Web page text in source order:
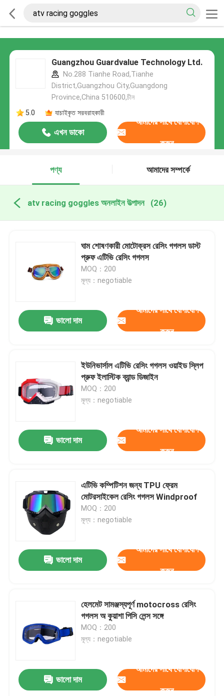
Guangzhou Guardvalue Technology Ltd.
No.288 Tianhe Road,Tianhe
District,Guangzhou City,Guangdong
Province,China 510600,চীন
5.0
যাচাইকৃত সরবরাহকারী
এখন ডাকো
আমাদের সাথে যোগাযোগ
করুন
পণ্য আমাদের সম্পর্কে
atv racing goggles অনলাইন উত্পাদন (26)
ঘাম শোষণকারী মোটোক্রস রেসিং গগলস ডাস্ট
প্রুফ এটিভি রেসিং গগলস
MOQ：200
মূল্য：negotiable
ভালো দাম
আমাদের সাথে যোগাযোগ
করুন
ইউনিভার্সাল এটিভি রেসিং গগলস ওয়াইড স্লিপ
প্রুফ ইলাস্টিক ব্যান্ড ডিজাইন
MOQ：200
মূল্য：negotiable
ভালো দাম
আমাদের সাথে যোগাযোগ
করুন
এটিভি কম্পিটিশন জন্য TPU ফ্রেম
মোটরসাইকেল রেসিং গগলস Windproof
MOQ：200
মূল্য：negotiable
ভালো দাম
আমাদের সাথে যোগাযোগ
করুন
হেলমেট সামঞ্জস্যপূর্ণ motocross রেসিং
গগলস অ কুয়াশা পিসি লেন্স সঙ্গে
MOQ：200
মূল্য：negotiable
ভালো দাম
আমাদের সাথে যোগাযোগ
করুন